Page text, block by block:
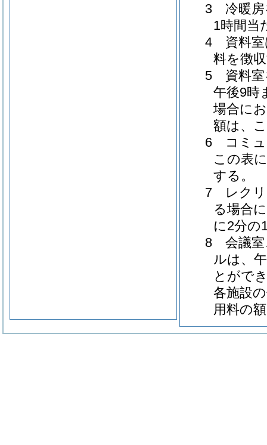
3 冷暖房
1時間当
4 資料室
料を徴
5 資料室
午後9時
場合に
額は、
6 コミュ
この表
する。
7 レクリ
る場合
に2分の
8 会議室
ルは、
とがで
各施設
用料の